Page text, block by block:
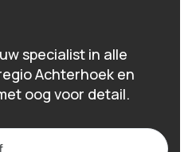
specialist in alle
Achterhoek en
oog voor detail.